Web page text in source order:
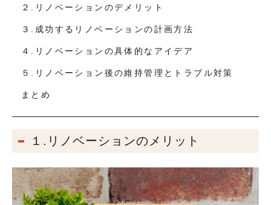
２.リノベーションのデメリット
３.成功するリノベーションの計画方法
４.リノベーションの具体的なアイデア
５.リノベーション後の維持管理とトラブル対策
まとめ
１.リノベーションのメリット